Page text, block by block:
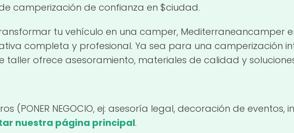
camperización de confianza en $ciudad.
tu vehículo en una camper, Mediterraneancamper
completa y profesional. Ya sea para una camperización
taller ofrece asesoramiento, materiales de calidad y
(PONER NEGOCIO, ej: asesoría legal, decoración de eventos,
nuestra página principal.